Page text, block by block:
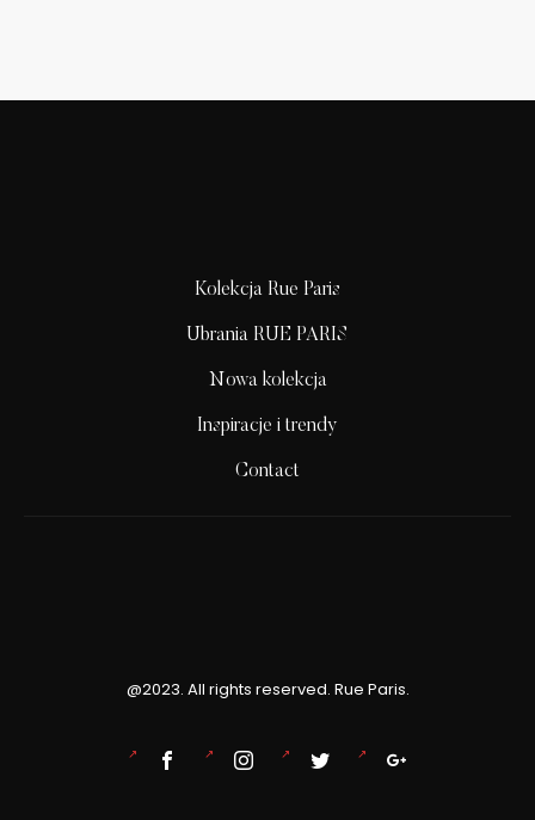
Kolekcja Rue Paris
Ubrania RUE PARIS
Nowa kolekcja
Inspiracje i trendy
Contact
@2023. All rights reserved. Rue Paris.